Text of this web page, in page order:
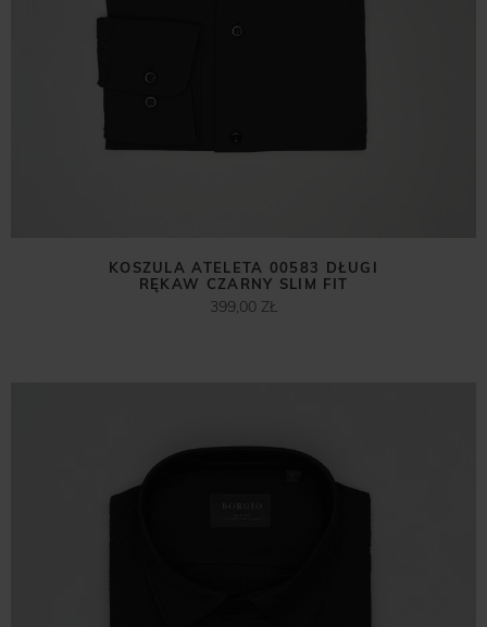
KOSZULA ATELETA 00583 DŁUGI
RĘKAW CZARNY SLIM FIT
399,00 ZŁ